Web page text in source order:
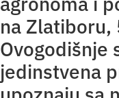
na Zlatiboru,
Ovogodišnje
jedinstvena